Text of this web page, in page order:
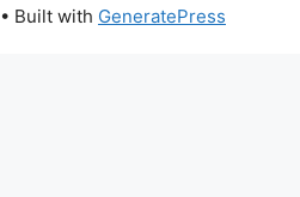
• Built with GeneratePress